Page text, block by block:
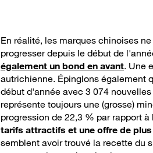
En réalité, les marques chinoises
progresser depuis le début de
également un bond en avant. Une
autrichienne. Épinglons également
début d'année avec 3 074
représente toujours une (grosse)
progression de 22,3 % par rapport
tarifs attractifs et une offre de
semblent avoir trouvé la recette du